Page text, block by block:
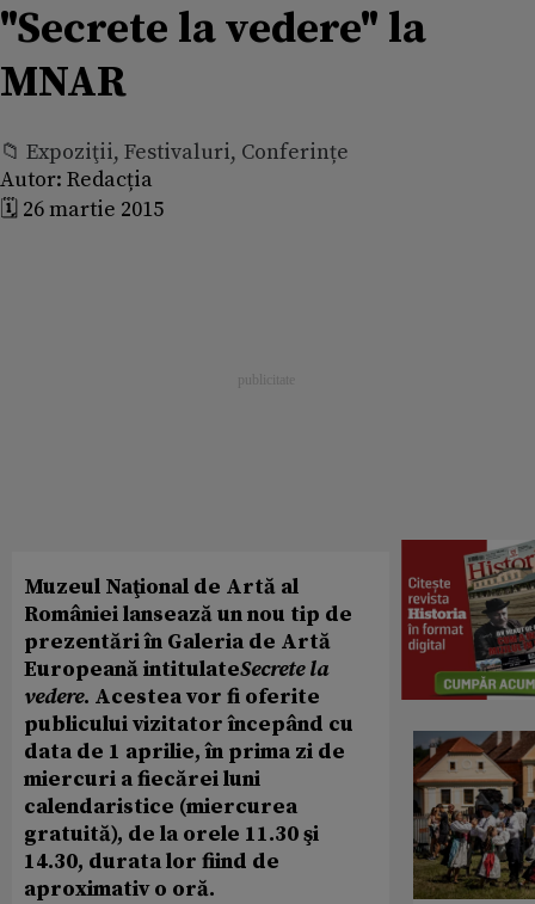
"Secrete la vedere" la
MNAR
📁 Expoziţii, Festivaluri, Conferințe
Autor: Redacția
🗓️ 26 martie 2015
Muzeul Naţional de Artă al
României lansează un nou tip de
prezentări în Galeria de Artă
Europeană intitulateSecrete la
vedere. Acestea vor fi oferite
publicului vizitator începând cu
data de 1 aprilie, în prima zi de
miercuri a fiecărei luni
calendaristice (miercurea
gratuită), de la orele 11.30 şi
14.30, durata lor fiind de
aproximativ o oră.